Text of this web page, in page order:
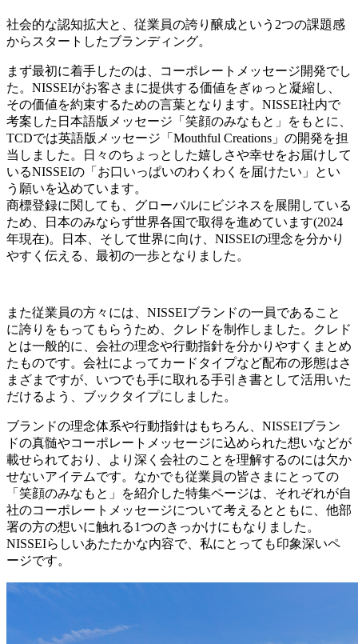
社会的な認知拡大と、従業員の誇り醸成という2つの課題感
からスタートしたブランディング。
まず最初に着手したのは、コーポレートメッセージ開発でし
た。NISSEIがお客さまに提供する価値をぎゅっと凝縮し、
その価値を約束するための言葉となります。NISSEI社内で
考案した日本語版メッセージ「笑顔のみなもと」をもとに、
TCDでは英語版メッセージ「Mouthful Creations」の開発を担
当しました。日々のちょっとした嬉しさや幸せをお届けして
いるNISSEIの「お口いっぱいのわくわくを届けたい」とい
う願いを込めています。
商標登録に関しても、グローバルにビジネスを展開している
ため、日本のみならず世界各国で取得を進めています(2024
年現在)。日本、そして世界に向け、NISSEIの理念を分かり
やすく伝える、最初の一歩となりました。
また従業員の方々には、NISSEIブランドの一員であること
に誇りをもってもらうため、クレドを制作しました。クレド
とは一般的に、会社の理念や行動指針を分かりやすくまとめ
たものです。会社によってカードタイプなど配布の形態はさ
まざまですが、いつでも手に取れる手引き書として活用いた
だけるよう、ブックタイプにしました。
ブランドの理念体系や行動指針はもちろん、NISSEIブラン
ドの真髄やコーポレートメッセージに込められた想いなどが
載せられており、より深く会社のことを理解するのには欠か
せないアイテムです。なかでも従業員の皆さまにとっての
「笑顔のみなもと」を紹介した特集ページは、それぞれが自
社のコーポレートメッセージについて考えるとともに、他部
署の方の想いに触れる1つのきっかけにもなりました。
NISSEIらしいあたたかな内容で、私にとっても印象深いペ
ージです。